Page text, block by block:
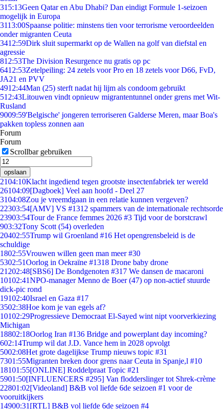
315:13Geen Qatar en Abu Dhabi? Dan eindigt Formule 1-seizoen
mogelijk in Europa
3113:00Spaanse politie: minstens tien voor terrorisme veroordeelden
onder migranten Ceuta
3412:59Dirk sluit supermarkt op de Wallen na golf van diefstal en
agressie
812:53The Division Resurgence nu gratis op pc
6412:53Zetelpeiling: 24 zetels voor Pro en 18 zetels voor D66, FvD,
JA21 en PVV
4912:44Man (25) sterft nadat hij lijm als condoom gebruikt
512:43Litouwen vindt opnieuw migrantentunnel onder grens met Wit-
Rusland
9009:59'Belgische' jongeren terroriseren Galderse Meren, maar Boa's
pakken topless zonnen aan
Forum
Forum
Scrollbar gebruiken
opslaan
2104:10Klacht ingediend tegen grootste insectenfabriek ter wereld
26104:09[Dagboek] Veel aan hoofd - Deel 27
3104:08Zou je vreemdgaan in een relatie kunnen vergeven?
22303:54[AMV] VS #1312 spammers van de internationale rechtsorde
23903:54Tour de France femmes 2026 #3 Tijd voor de borstcrawl
903:32Tony Scott (54) overleden
20402:55Trump wil Groenland #16 Het opengrensbeleid is de
schuldige
1802:55Vrouwen willen geen man meer #30
5302:51Oorlog in Oekraïne #1318 Drone baby drone
21202:48[SBS6] De Bondgenoten #317 We dansen de macaroni
10102:41NPO-manager Menno de Boer (47) op non-actief stuurde
dick-pic rond
19102:40Israel en Gaza #17
3502:38Hoe kom je van egels af?
10102:29Progressieve Democraat El-Sayed wint nipt voorverkiezing
Michigan
18802:18Oorlog Iran #136 Bridge and powerplant day incoming?
602:14Trump wil dat J.D. Vance hem in 2028 opvolgt
5002:08Het grote dagelijkse Trump nieuws topic #31
7301:55Migranten breken door grens naar Ceuta in Spanje,l #10
18101:55[ONLINE] Roddelpraat Topic #21
5901:50[INFLUENCERS #295] Van flodderslinger tot Shrek-crème
22801:02[Videoland] B&B vol liefde 6de seizoen #1 voor de
vooruitkijkers
14900:31 [RTL] B&B vol liefde 6de seizoen #4